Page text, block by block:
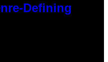
Defining